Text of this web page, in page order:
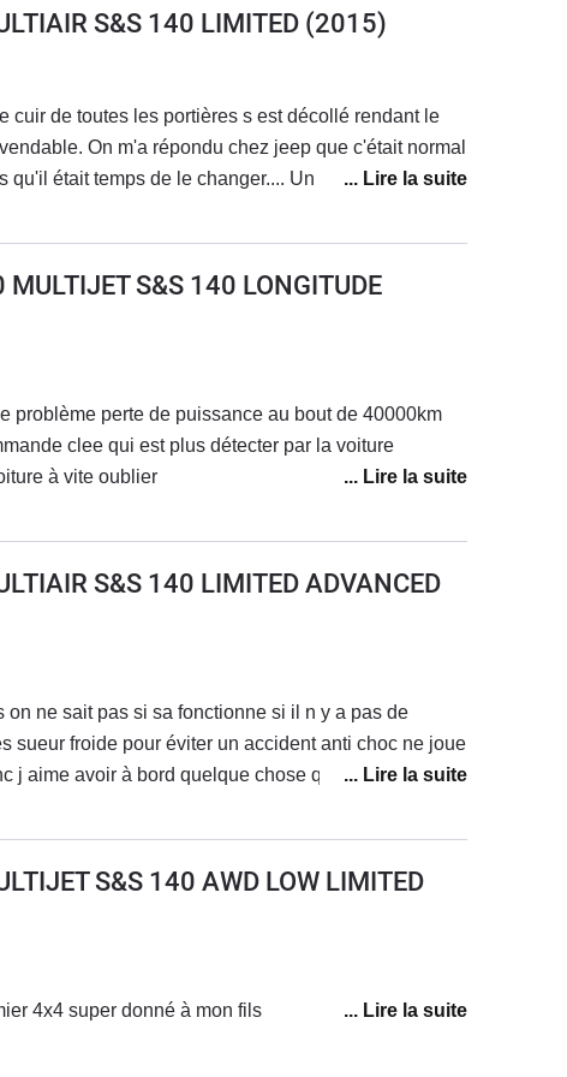
S&S 140 LIMITED (2015)
cuir de toutes les portières s est décollé rendant le
On m'a répondu chez jeep que c'était normal
qu'il était temps de le changer.... Un véhicule à 35000
MULTIJET S&S 140 LONGITUDE
problème perte de puissance au bout de 40000km
clee qui est plus détecter par la voiture
à vite oublier
S&S 140 LIMITED ADVANCED
on ne sait pas si sa fonctionne si il n y a pas de
sueur froide pour éviter un accident anti choc ne joue
j aime avoir à bord quelque chose qui a du réel et
belle technologie si on lâché le volant très peu de
de mettre les mains sur le volant .Sinon en gros
même à une vitesse de 110km elle n est pas
S&S 140 AWD LOW LIMITED
4x4 super donné à mon fils